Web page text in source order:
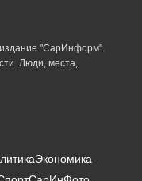
"СарИнформ".
Люди, места,
Экономика